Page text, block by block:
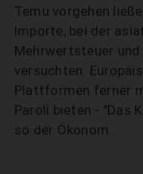
Temu vorgehen
Importe, bei der
Mehrwertsteuer
versuchten.
Plattformen ferner
Paroli bieten - "Das
so der Ökonom.